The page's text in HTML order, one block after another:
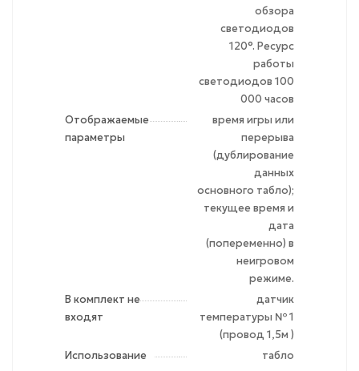
обзора
светодиодов
120°. Ресурс
работы
светодиодов 100
000 часов
Отображаемые
параметры
время игры или
перерыва
(дублирование
данных
основного табло);
текущее время и
дата
(попеременно) в
неигровом
режиме.
В комплект не
входят
датчик
температуры № 1
(провод 1,5м )
Использование
табло